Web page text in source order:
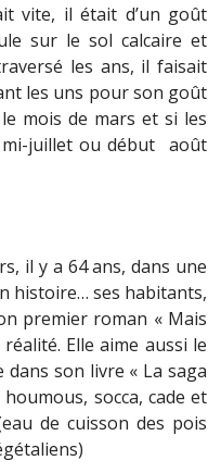
vite, il était d’un goût
sur le sol calcaire et
les ans, il faisait
les uns pour son goût
mois de mars et si les
juillet ou début août
il y a 64 ans, dans une
histoire… ses habitants,
premier roman « Mais
Elle aime aussi le
son livre « La saga
socca, cade et
de cuisson des pois